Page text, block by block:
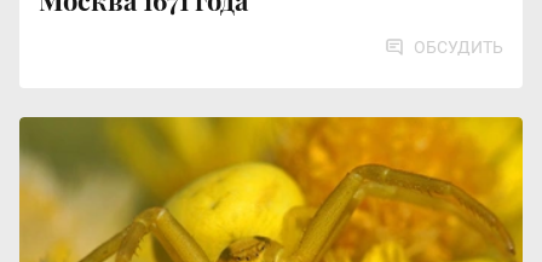
ОБСУДИТЬ